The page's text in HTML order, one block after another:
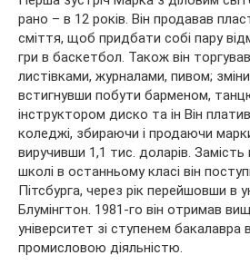
рано – в 12 років. Він продавав
сміття, щоб придбати собі пару
гри в баскетбол. Також він
листівками, журналами, пивом;
встигнувши побути барменом,
інструктором диско та ін Він
коледжі, збираючи і продаючи
виручивши 1,1 тис. доларів. Замість
школі в останньому класі він
Пітсбурга, через рік перейшовши в
Блумінгтон. 1981-го він отримав
університет зі ступенем бакалавра
промисловою діяльністю.